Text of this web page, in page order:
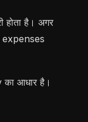
है। अगर
आधार है।